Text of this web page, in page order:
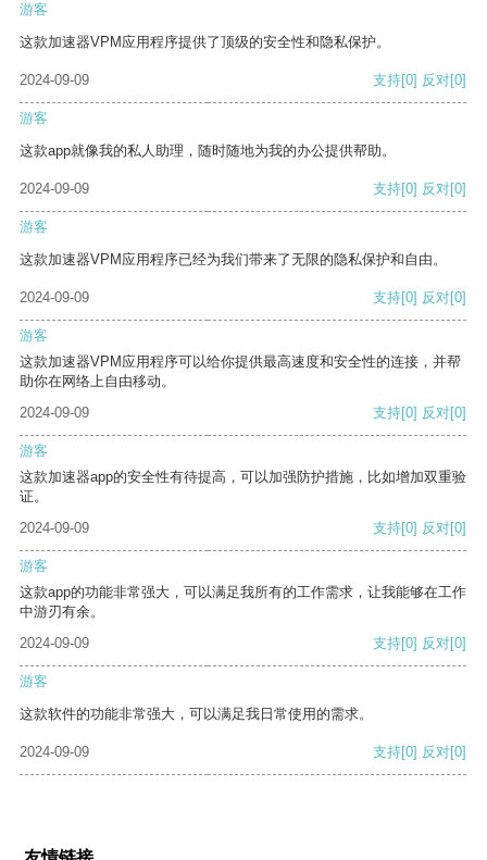
游客
这款加速器VPM应用程序提供了顶级的安全性和隐私保护。
2024-09-09 支持[0] 反对[0]
游客
这款app就像我的私人助理，随时随地为我的办公提供帮助。
2024-09-09 支持[0] 反对[0]
游客
这款加速器VPM应用程序已经为我们带来了无限的隐私保护和自由。
2024-09-09 支持[0] 反对[0]
游客
这款加速器VPM应用程序可以给你提供最高速度和安全性的连接，并帮
助你在网络上自由移动。
2024-09-09
支持[0] 反对[0]
游客
这款加速器app的安全性有待提高，可以加强防护措施，比如增加双重验
证。
2024-09-09
支持[0] 反对[0]
游客
这款app的功能非常强大，可以满足我所有的工作需求，让我能够在工作
中游刃有余。
2024-09-09
支持[0] 反对[0]
游客
这款软件的功能非常强大，可以满足我日常使用的需求。
2024-09-09 支持[0] 反对[0]